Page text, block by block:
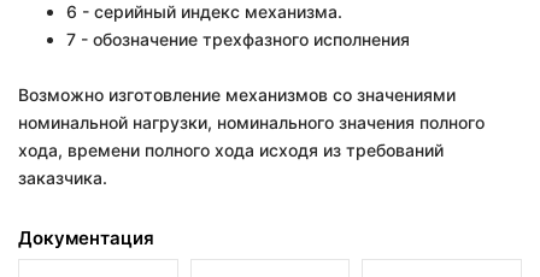
6 - серийный индекс механизма.
7 - обозначение трехфазного исполнения
Возможно изготовление механизмов со значениями
номинальной нагрузки, номинального значения полного
хода, времени полного хода исходя из требований
заказчика.
Документация